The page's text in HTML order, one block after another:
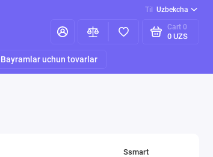
Til Uzbekcha
Cart 0
0 UZS
Bayramlar uchun tovarlar
Ssmart